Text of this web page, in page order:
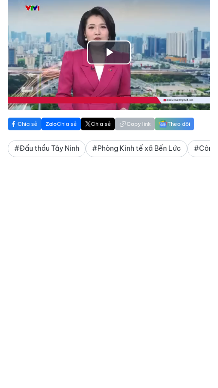
Play
Video
Chia sẻ Chia sẻ Chia sẻ Copy link Theo dõi
#Đấu thầu Tây Ninh #Phòng Kinh tế xã Bến Lức #Công